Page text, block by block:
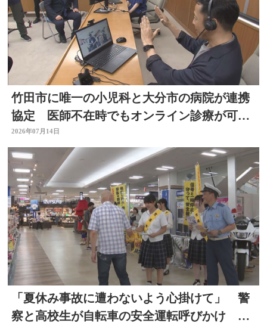
竹田市に唯一の小児科と大分市の病院が連携
協定 医師不在時でもオンライン診療が可能
に
2026年07月14日
「夏休み事故に遭わないよう心掛けて」 警
察と高校生が自転車の安全運転呼びかけ 大